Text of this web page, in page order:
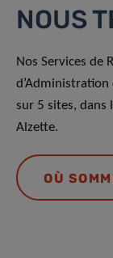
NOUS
Nos Services de
d’Administration
sur 5 sites, dans
Alzette.
OÙ